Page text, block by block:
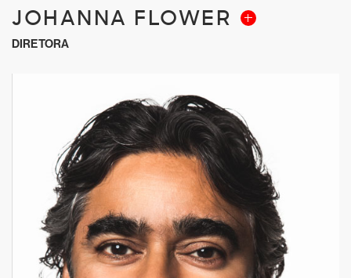
JOHANNA FLOWER
DIRETORA